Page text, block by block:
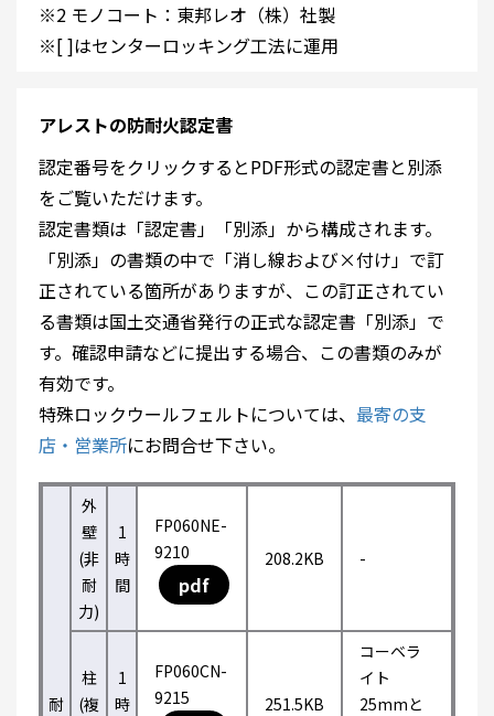
※2 モノコート：東邦レオ（株）社製
※[ ]はセンターロッキング工法に運用
アレストの防耐火認定書
認定番号をクリックするとPDF形式の認定書と別添
をご覧いただけます。
認定書類は「認定書」「別添」から構成されます。
「別添」の書類の中で「消し線および×付け」で訂
正されている箇所がありますが、この訂正されてい
る書類は国土交通省発行の正式な認定書「別添」で
す。確認申請などに提出する場合、この書類のみが
有効です。
特殊ロックウールフェルトについては、 最寄の支
店・営業所にお問合せ下さい。
耐
外
壁
(非
耐
力)
1
時
間
FP060NE-
9210
pdf
208.2KB -
柱
(複
1
時
FP060CN-
9215
251.5KB
コーベラ
イト
25mmと